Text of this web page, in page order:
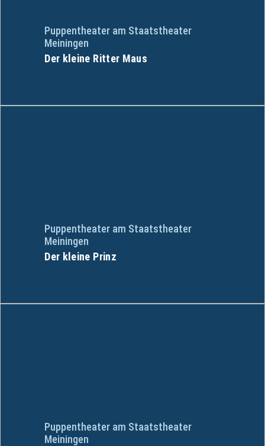
Puppentheater am Staatstheater
Meiningen
Der kleine Ritter Maus
Puppentheater am Staatstheater
Meiningen
Der kleine Prinz
Puppentheater am Staatstheater
Meiningen